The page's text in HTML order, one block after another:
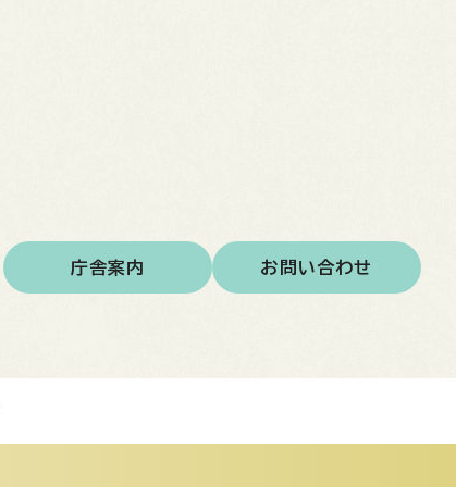
庁舎案内 お問い合わせ